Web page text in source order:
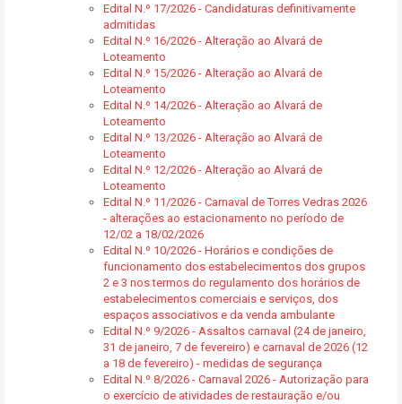
Edital N.º 17/2026 - Candidaturas definitivamente
admitidas
Edital N.º 16/2026 - Alteração ao Alvará de
Loteamento
Edital N.º 15/2026 - Alteração ao Alvará de
Loteamento
Edital N.º 14/2026 - Alteração ao Alvará de
Loteamento
Edital N.º 13/2026 - Alteração ao Alvará de
Loteamento
Edital N.º 12/2026 - Alteração ao Alvará de
Loteamento
Edital N.º 11/2026 - Carnaval de Torres Vedras 2026
- alterações ao estacionamento no período de
12/02 a 18/02/2026
Edital N.º 10/2026 - Horários e condições de
funcionamento dos estabelecimentos dos grupos
2 e 3 nos termos do regulamento dos horários de
estabelecimentos comerciais e serviços, dos
espaços associativos e da venda ambulante
Edital N.º 9/2026 - Assaltos carnaval (24 de janeiro,
31 de janeiro, 7 de fevereiro) e carnaval de 2026 (12
a 18 de fevereiro) - medidas de segurança
Edital N.º 8/2026 - Carnaval 2026 - Autorização para
o exercício de atividades de restauração e/ou